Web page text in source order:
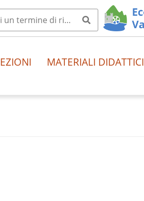
MATERIALI DIDATTICI